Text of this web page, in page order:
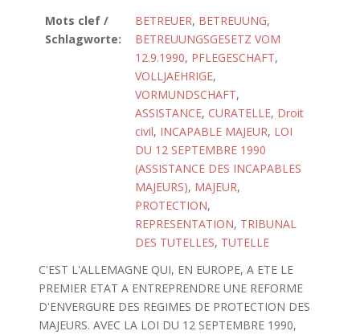
Mots clef /
Schlagworte:
BETREUER, BETREUUNG,
BETREUUNGSGESETZ VOM
12.9.1990, PFLEGESCHAFT,
VOLLJAEHRIGE,
VORMUNDSCHAFT,
ASSISTANCE, CURATELLE, Droit
civil, INCAPABLE MAJEUR, LOI
DU 12 SEPTEMBRE 1990
(ASSISTANCE DES INCAPABLES
MAJEURS), MAJEUR,
PROTECTION,
REPRESENTATION, TRIBUNAL
DES TUTELLES, TUTELLE
C'EST L'ALLEMAGNE QUI, EN EUROPE, A ETE LE
PREMIER ETAT A ENTREPRENDRE UNE REFORME
D'ENVERGURE DES REGIMES DE PROTECTION DES
MAJEURS. AVEC LA LOI DU 12 SEPTEMBRE 1990,